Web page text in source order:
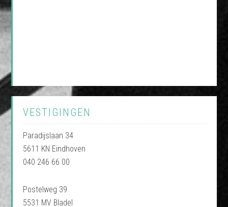
VESTIGINGEN
Paradijslaan 34
5611 KN Eindhoven
040 246 66 00
Postelweg 39
5531 MV Bladel